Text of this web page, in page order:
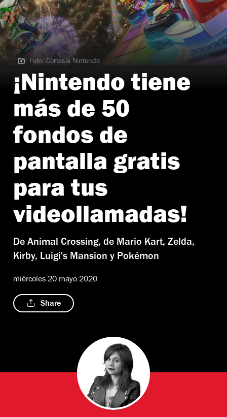
Foto: Cortesía Nintendo
Foto: Cortesía Nintendo
¡Nintendo tiene
más de 50
fondos de
pantalla gratis
para tus
videollamadas!
De Animal Crossing, de Mario Kart, Zelda,
Kirby, Luigi's Mansion y Pokémon
miércoles 20 mayo 2020
Share